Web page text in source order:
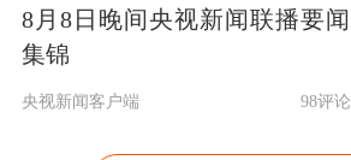
8月8日晚间央视新闻联播要闻
集锦
央视新闻客户端 98评论